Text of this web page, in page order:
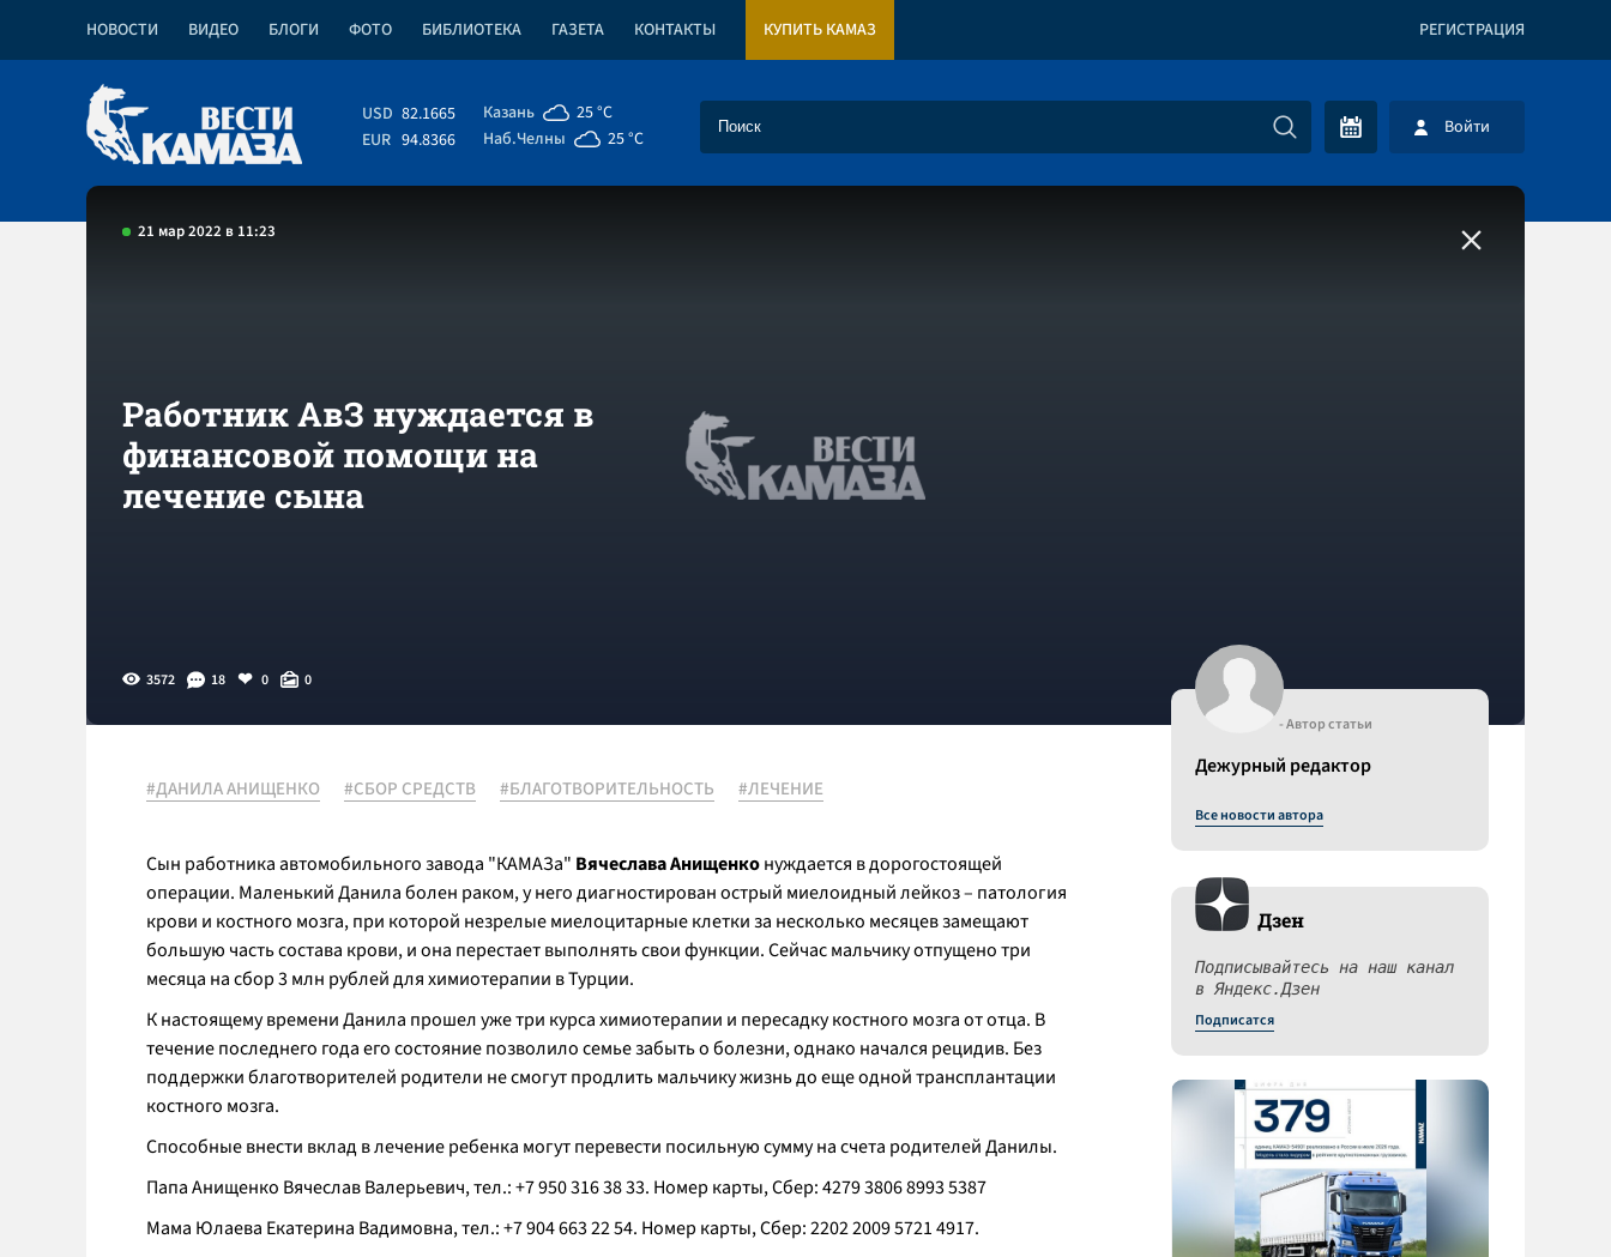
НОВОСТИ ВИДЕО БЛОГИ ФОТО БИБЛИОТЕКА ГАЗЕТА КОНТАКТЫ КУПИТЬ КАМАЗ РЕГИСТРАЦИЯ
USD 82.1665
EUR 94.8366
Казань
25 °C
Наб.Челны
25 °C Войти
21 мар 2022 в 11:23
Работник АвЗ нуждается в
финансовой помощи на
лечение сына
3572 18 0 0
#ДАНИЛА АНИЩЕНКО #СБОР СРЕДСТВ #БЛАГОТВОРИТЕЛЬНОСТЬ #ЛЕЧЕНИЕ
Сын работника автомобильного завода "КАМАЗа" Вячеслава Анищенконуждается в дорогостоящей
операции. Маленький Данила болен раком, у него диагностирован острый миелоидный лейкоз – патология
крови и костного мозга, при которой незрелые миелоцитарные клетки за несколько месяцев замещают
большую часть состава крови, и она перестает выполнять свои функции. Сейчас мальчику отпущено три
месяца на сбор 3 млн рублей для химиотерапии в Турции.
К настоящему времени Данила прошел уже три курса химиотерапии и пересадку костного мозга от отца. В
течение последнего года его состояние позволило семье забыть о болезни, однако начался рецидив. Без
поддержки благотворителей родители не смогут продлить мальчику жизнь до еще одной трансплантации
костного мозга.
Способные внести вклад в лечение ребенка могут перевести посильную сумму на счета родителей Данилы.
Папа Анищенко Вячеслав Валерьевич, тел.: +7 950 316 38 33. Номер карты, Сбер: 4279 3806 8993 5387
Мама Юлаева Екатерина Вадимовна, тел.: +7 904 663 22 54. Номер карты, Сбер: 2202 2009 5721 4917.
- Автор статьи
Дежурный редактор
Все новости автора
Дзен
Подписывайтесь на наш канал
в Яндекс.Дзен
Подписатся